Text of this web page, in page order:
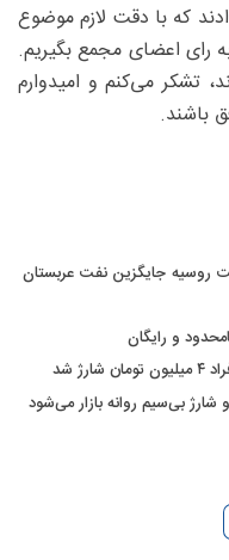
که با دقت لازم موضوع
رای اعضای مجمع بگیریم.
تشکر می‌کنم و امیدوارم
باشند.
روسیه جایگزین نفت عربستان
شد